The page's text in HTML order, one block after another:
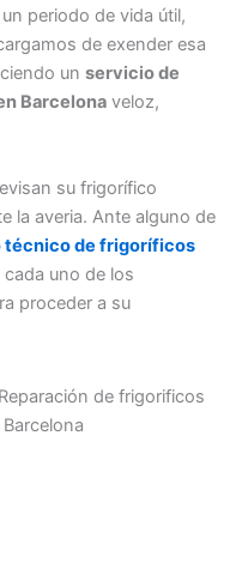
periodo de vida útil,
de exender esa
un servicio de
Barcelona veloz,
su frigorífico
la averia. Ante alguno de
técnico de frigoríficos
cada uno de los
proceder a su